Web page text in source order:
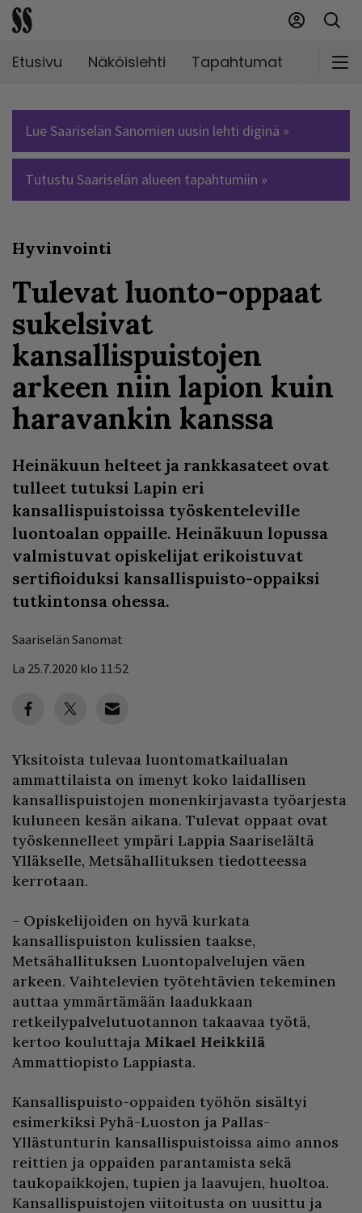
Etusivu Näköislehti Tapahtumat
Lue Saariselän Sanomien uusin lehti diginä »
Tutustu Saariselän alueen tapahtumiin »
Hyvinvointi
Tulevat luonto-oppaat
sukelsivat
kansallispuistojen
arkeen niin lapion kuin
haravankin kanssa
Heinäkuun helteet ja rankkasateet ovat
tulleet tutuksi Lapin eri
kansallispuistoissa työskenteleville
luontoalan oppaille. Heinäkuun lopussa
valmistuvat opiskelijat erikoistuvat
sertifioiduksi kansallispuisto-oppaiksi
tutkintonsa ohessa.
Saariselän Sanomat
La 25.7.2020 klo 11:52
Yksitoista tulevaa luontomatkailualan
ammattilaista on imenyt koko laidallisen
kansallispuistojen monenkirjavasta työarjesta
kuluneen kesän aikana. Tulevat oppaat ovat
työskennelleet ympäri Lappia Saariselältä
Ylläkselle, Metsähallituksen tiedotteessa
kerrotaan.
– Opiskelijoiden on hyvä kurkata
kansallispuiston kulissien taakse,
Metsähallituksen Luontopalvelujen väen
arkeen. Vaihtelevien työtehtävien tekeminen
auttaa ymmärtämään laadukkaan
retkeilypalvelutuotannon takaavaa työtä,
kertoo kouluttaja Mikael Heikkilä
Ammattiopisto Lappiasta.
Kansallispuisto-oppaiden työhön sisältyi
esimerkiksi Pyhä-Luoston ja Pallas-
Yllästunturin kansallispuistoissa aimo annos
reittien ja oppaiden parantamista sekä
taukopaikkojen, tupien ja laavujen, huoltoa.
Kansallispuistojen viitoitusta on uusittu ja